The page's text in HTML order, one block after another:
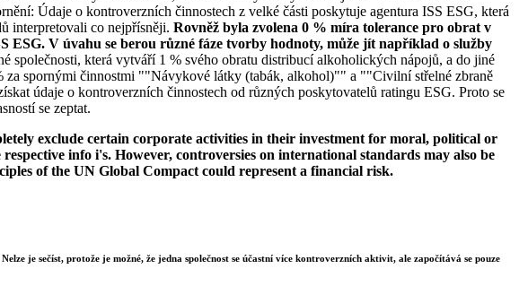
Údaje o kontroverzních činnostech z velké části poskytuje agentura ISS ESG, která
interpretovali co nejpřísněji. Rovněž byla zvolena 0 % míra tolerance pro obrat v
ESG. V úvahu se berou různé fáze tvorby hodnoty, může jít například o služby
společnosti, která vytváří 1 % svého obratu distribucí alkoholických nápojů, a do jiné
za spornými činnostmi ""Návykové látky (tabák, alkohol)"" a ""Civilní střelné zbraně
údaje o kontroverzních činnostech od různých poskytovatelů ratingu ESG. Proto se
se zeptat.
exclude certain corporate activities in their investment for moral, political or
info i's. However, controversies on international standards may also be
of the UN Global Compact could represent a financial risk.
je sečíst, protože je možné, že jedna společnost se účastní více kontroverzních aktivit, ale započítává se pouze